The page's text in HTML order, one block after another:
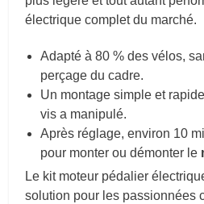
électrique complet du marché.
Adapté à 80 % des vélos,
perçage du cadre.
Un montage simple et
vis a manipulé.
Après réglage, environ 10
pour monter ou démonter le
Le kit moteur pédalier
solution pour les passionnées